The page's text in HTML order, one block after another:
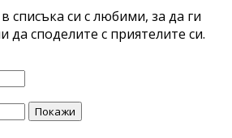
списъка си с любими, за да ги
да споделите с приятелите си.
Покажи